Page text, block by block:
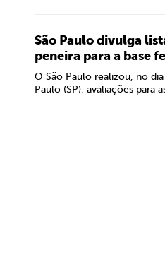
São Paulo divulga
peneira para a base
O São Paulo realizou, no
Paulo (SP), avaliações para